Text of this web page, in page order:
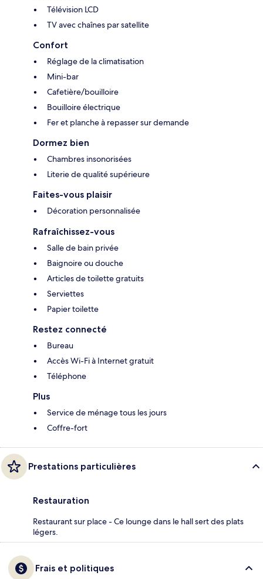
Télévision LCD
TV avec chaînes par satellite
Confort
Réglage de la climatisation
Mini-bar
Cafetière/bouilloire
Bouilloire électrique
Fer et planche à repasser sur demande
Dormez bien
Chambres insonorisées
Literie de qualité supérieure
Faites-vous plaisir
Décoration personnalisée
Rafraîchissez-vous
Salle de bain privée
Baignoire ou douche
Articles de toilette gratuits
Serviettes
Papier toilette
Restez connecté
Bureau
Accès Wi-Fi à Internet gratuit
Téléphone
Plus
Service de ménage tous les jours
Coffre-fort
Prestations particulières
Restauration
Restaurant sur place - Ce lounge dans le hall sert des plats
légers.
Frais et politiques